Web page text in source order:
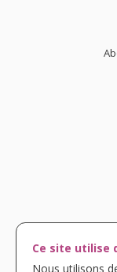
Ce site utilise
Nous utilisons